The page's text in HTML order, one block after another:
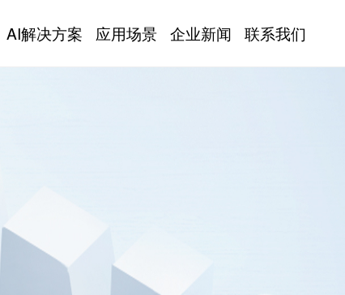
AI解决方案 应用场景 企业新闻 联系我们